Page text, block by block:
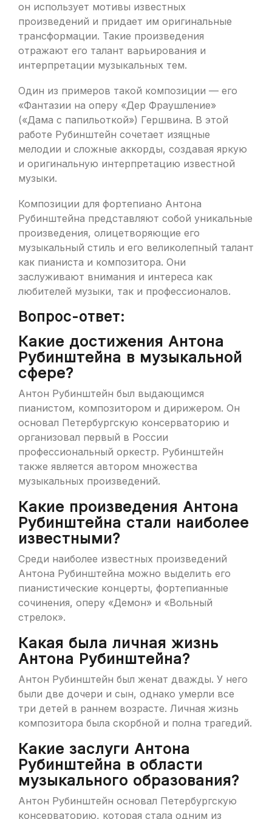
он использует мотивы известных
произведений и придает им оригинальные
трансформации. Такие произведения
отражают его талант варьирования и
интерпретации музыкальных тем.
Один из примеров такой композиции — его
«Фантазии на оперу «Дер Фраушление»
(«Дама с папильоткой») Гершвина. В этой
работе Рубинштейн сочетает изящные
мелодии и сложные аккорды, создавая яркую
и оригинальную интерпретацию известной
музыки.
Композиции для фортепиано Антона
Рубинштейна представляют собой уникальные
произведения, олицетворяющие его
музыкальный стиль и его великолепный талант
как пианиста и композитора. Они
заслуживают внимания и интереса как
любителей музыки, так и профессионалов.
Вопрос-ответ:
Какие достижения Антона
Рубинштейна в музыкальной
сфере?
Антон Рубинштейн был выдающимся
пианистом, композитором и дирижером. Он
основал Петербургскую консерваторию и
организовал первый в России
профессиональный оркестр. Рубинштейн
также является автором множества
музыкальных произведений.
Какие произведения Антона
Рубинштейна стали наиболее
известными?
Среди наиболее известных произведений
Антона Рубинштейна можно выделить его
пианистические концерты, фортепианные
сочинения, оперу «Демон» и «Вольный
стрелок».
Какая была личная жизнь
Антона Рубинштейна?
Антон Рубинштейн был женат дважды. У него
были две дочери и сын, однако умерли все
три детей в раннем возрасте. Личная жизнь
композитора была скорбной и полна трагедий.
Какие заслуги Антона
Рубинштейна в области
музыкального образования?
Антон Рубинштейн основал Петербургскую
консерваторию, которая стала одним из